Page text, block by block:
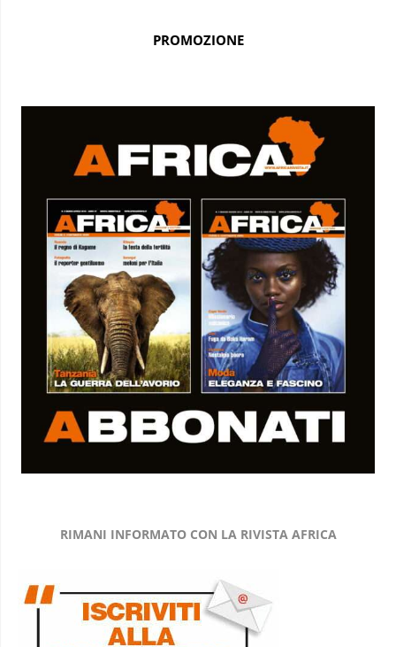
PROMOZIONE
RIMANI INFORMATO CON LA RIVISTA AFRICA